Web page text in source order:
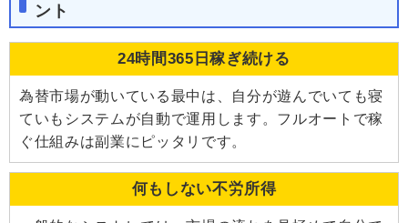
ント
24時間365日稼ぎ続ける
為替市場が動いている最中は、自分が遊んでいても寝
ていもシステムが自動で運用します。フルオートで稼
ぐ仕組みは副業にピッタリです。
何もしない不労所得